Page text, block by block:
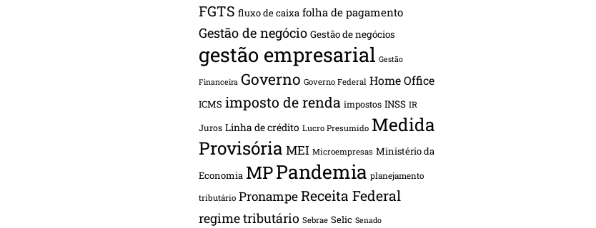
FGTS fluxo de caixa folha de pagamento
Gestão de negócio Gestão de negócios
gestão empresarial Gestão
Financeira Governo Governo Federal Home Office
ICMS imposto de renda impostos INSS IR
Juros Linha de crédito Lucro Presumido Medida
Provisória MEI Microempresas Ministério da
Economia MPPandemia planejamento
tributário PronampeReceita Federal
regime tributário Sebrae Selic Senado